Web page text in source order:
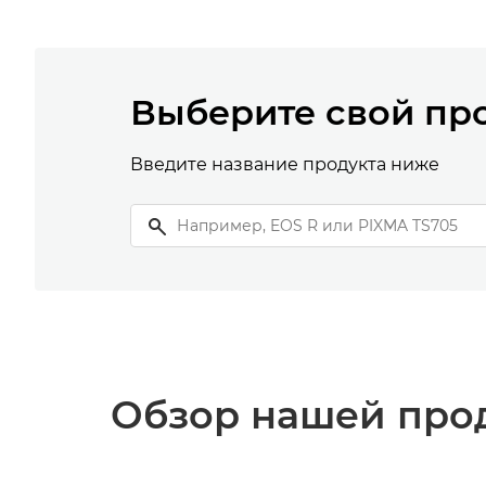
Выберите свой
Введите название продукта ниже
Обзор нашей